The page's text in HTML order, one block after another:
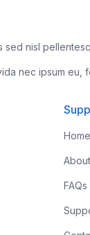
sed nisl
nec ipsum eu,
Home
About
FAQs